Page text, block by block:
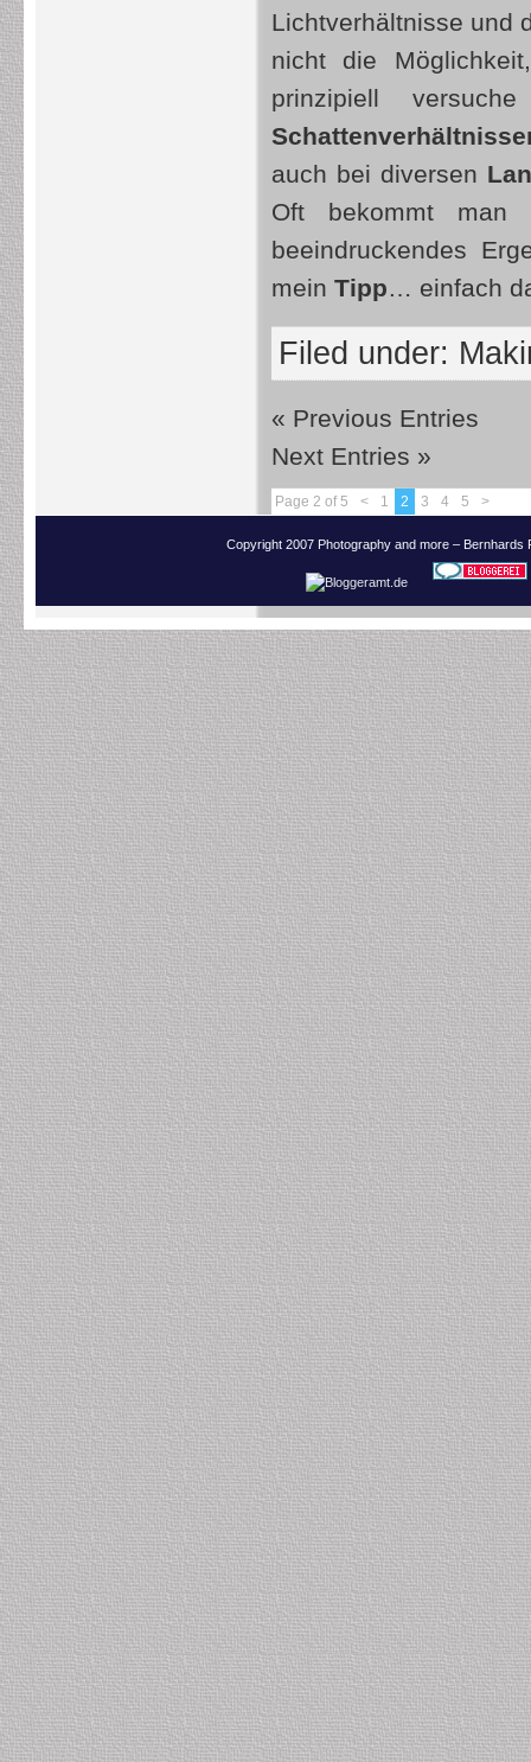
Lichtverhältnisse und
nicht die
prinzipiell
auch bei diversen
Oft bekommt
beeindruckendes
mein Tipp… einfach
Filed under:
« Previous Entries
Next Entries »
Page 2 of 5 < 1 2 3 4 5 >
Copyright 2007 Photography and more –